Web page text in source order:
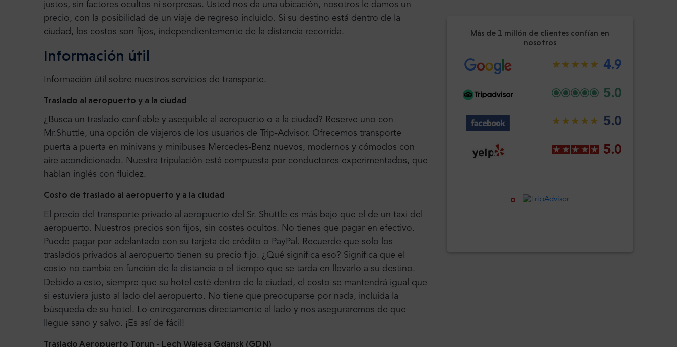
Más de 1 millón de clientes confían en
nosotros
4.9
5.0
5.0
5.0
justos, sin factores ocultos ni sorpresas. Usted nos da una ubicación, nosotros le damos un
precio, con la posibilidad de un viaje de regreso incluido. Si su destino está dentro de la
ciudad, los costos son fijos, independientemente de la distancia recorrida.
Información útil
Información útil sobre nuestros servicios de transporte.
Traslado al aeropuerto y a la ciudad
¿Busca un traslado confiable y asequible al aeropuerto o a la ciudad? Reserve uno con
Mr.Shuttle, una opción de viajeros de los usuarios de Trip-Advisor. Ofrecemos transporte
puerta a puerta en minivans y minibuses Mercedes-Benz nuevos, modernos y cómodos con
aire acondicionado. Nuestra tripulación está compuesta por conductores experimentados, que
hablan inglés con fluidez.
Costo de traslado al aeropuerto y a la ciudad
El precio del transporte privado al aeropuerto del Sr. Shuttle es más bajo que el de un taxi del
aeropuerto. Nuestros precios son fijos, sin costes ocultos. No tienes que pagar en efectivo.
Puede pagar por adelantado con su tarjeta de crédito o PayPal. Recuerde que solo los
traslados privados al aeropuerto tienen su precio fijo. ¿Qué significa eso? Significa que el
costo no cambia en función de la distancia o el tiempo que se tarda en llevarlo a su destino.
Debido a esto, siempre que su hotel esté dentro de la ciudad, el costo se mantendrá igual que
si estuviera justo al lado del aeropuerto. No tiene que preocuparse por nada, incluida la
búsqueda de su hotel. Lo entregaremos directamente al lado y nos aseguraremos de que
llegue sano y salvo. ¡Es así de fácil!
Traslado Aeropuerto Torun - Lech Walesa Gdansk (GDN)